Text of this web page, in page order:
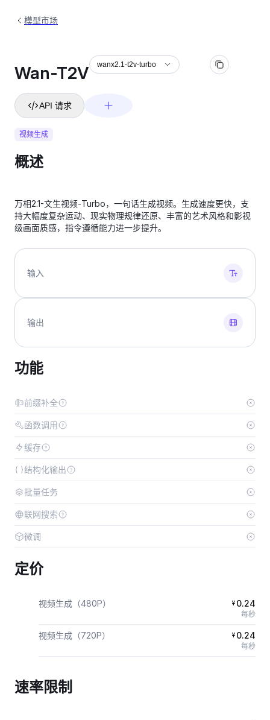
模型市场
Wan-T2V wanx2.1-t2v-turbo
API 请求
视频生成
概述
万相2.1-文生视频-Turbo，一句话生成视频。生成速度更快，支
持大幅度复杂运动、现实物理规律还原、丰富的艺术风格和影视
级画面质感，指令遵循能力进一步提升。
输入
输出
功能
前缀补全
函数调用
缓存
结构化输出
批量任务
联网搜索
微调
定价
视频生成（480P） ¥ 0.24
每秒
视频生成（720P） ¥ 0.24
每秒
速率限制